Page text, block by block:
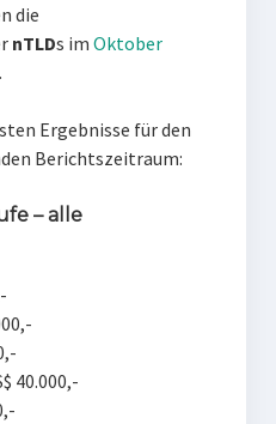
die
nTLDs im Oktober
Ergebnisse für den
Berichtszeitraum:
– alle
40.000,-